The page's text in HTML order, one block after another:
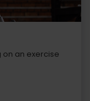
on an exercise